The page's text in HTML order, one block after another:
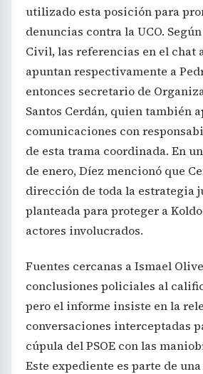
utilizado esta posición para
denuncias contra la UCO.
Civil, las referencias en el chat a
apuntan respectivamente a
entonces secretario de
Santos Cerdán, quien también
comunicaciones con
de esta trama coordinada. En
de enero, Díez mencionó que
dirección de toda la estrategia
planteada para proteger a
actores involucrados.
Fuentes cercanas a Ismael
conclusiones policiales al
pero el informe insiste en la
conversaciones interceptadas
cúpula del PSOE con las
Este expediente es parte de